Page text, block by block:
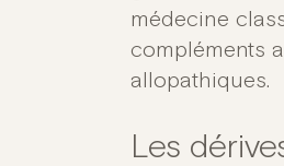
médecine
compléments
allopathiques.
Les